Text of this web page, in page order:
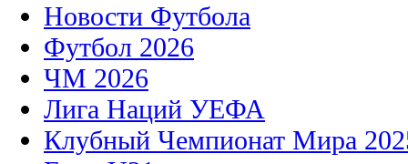
Новости Футбола
Футбол 2026
ЧМ 2026
Лига Наций УЕФА
Клубный Чемпионат Мира